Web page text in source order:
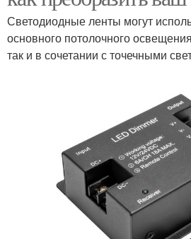
Светодиодные ленты могут
основного потолочного
так и в сочетании с точечными